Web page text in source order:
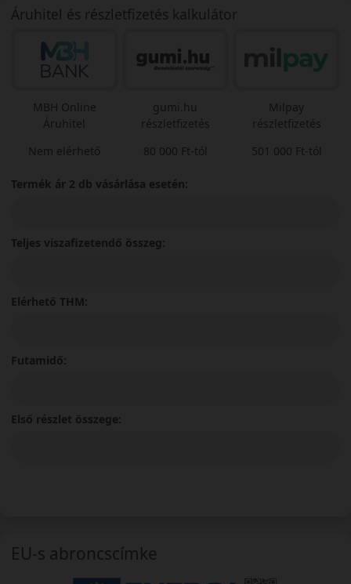
Áruhitel és részletfizetés kalkulátor
MBH Online
Áruhitel
Nem elérhető
gumi.hu
részletfizetés
80 000 Ft-tól
Milpay
részletfizetés
501 000 Ft-tól
Termék ár 2 db vásárlása esetén:
Teljes viszafizetendő összeg:
Elérhető THM:
Futamidő:
Első részlet összege:
EU-s abroncscímke